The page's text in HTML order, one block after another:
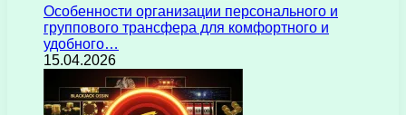
Особенности организации персонального и
группового трансфера для комфортного и
удобного…
15.04.2026